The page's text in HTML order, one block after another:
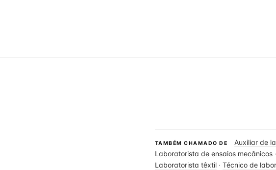
TAMBÉM CHAMADO DE Auxiliar de
Laboratorista de ensaios mecânicos ·
Laboratorista têxtil · Técnico de